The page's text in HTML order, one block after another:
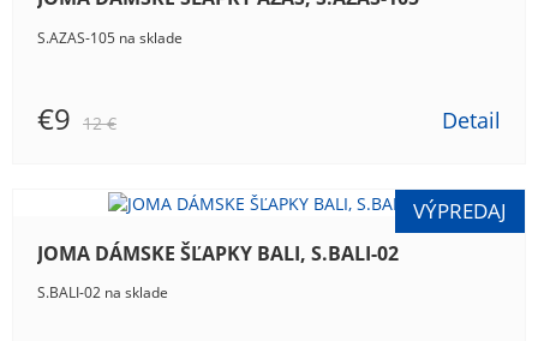
S.AZAS-105 na sklade
€9 12 € Detail
JOMA DÁMSKE ŠĽAPKY BALI, S.BALI-02
S.BALI-02 na sklade